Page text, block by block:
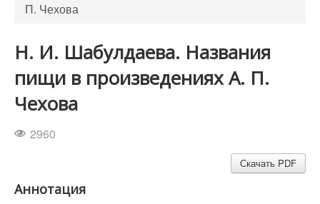
Издательская этика
Учредители
Список авторов
П. Чехова
Н. И. Шабулдаева. Названия
пищи в произведениях А. П.
Чехова
2960
Скачать PDF
Аннотация